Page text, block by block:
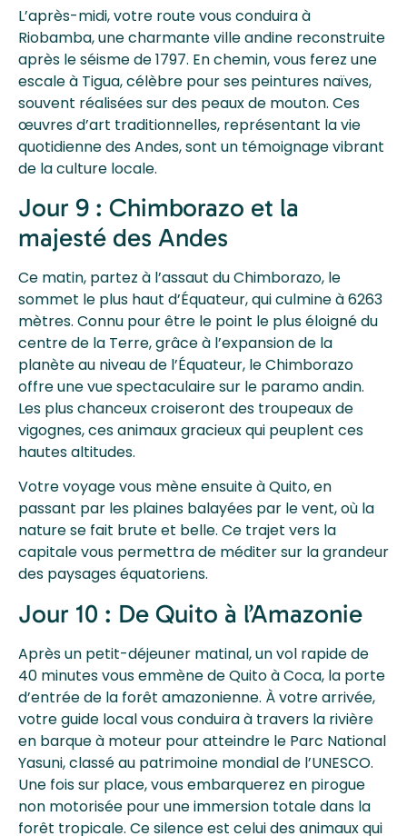
L’après-midi, votre route vous conduira à
Riobamba, une charmante ville andine reconstruite
après le séisme de 1797. En chemin, vous ferez une
escale à Tigua, célèbre pour ses peintures naïves,
souvent réalisées sur des peaux de mouton. Ces
œuvres d’art traditionnelles, représentant la vie
quotidienne des Andes, sont un témoignage vibrant
de la culture locale.
Jour 9 : Chimborazo et la
majesté des Andes
Ce matin, partez à l’assaut du Chimborazo, le
sommet le plus haut d’Équateur, qui culmine à 6263
mètres. Connu pour être le point le plus éloigné du
centre de la Terre, grâce à l’expansion de la
planète au niveau de l’Équateur, le Chimborazo
offre une vue spectaculaire sur le paramo andin.
Les plus chanceux croiseront des troupeaux de
vigognes, ces animaux gracieux qui peuplent ces
hautes altitudes.
Votre voyage vous mène ensuite à Quito, en
passant par les plaines balayées par le vent, où la
nature se fait brute et belle. Ce trajet vers la
capitale vous permettra de méditer sur la grandeur
des paysages équatoriens.
Jour 10 : De Quito à l’Amazonie
Après un petit-déjeuner matinal, un vol rapide de
40 minutes vous emmène de Quito à Coca, la porte
d’entrée de la forêt amazonienne. À votre arrivée,
votre guide local vous conduira à travers la rivière
en barque à moteur pour atteindre le Parc National
Yasuni, classé au patrimoine mondial de l’UNESCO.
Une fois sur place, vous embarquerez en pirogue
non motorisée pour une immersion totale dans la
forêt tropicale. Ce silence est celui des animaux qui